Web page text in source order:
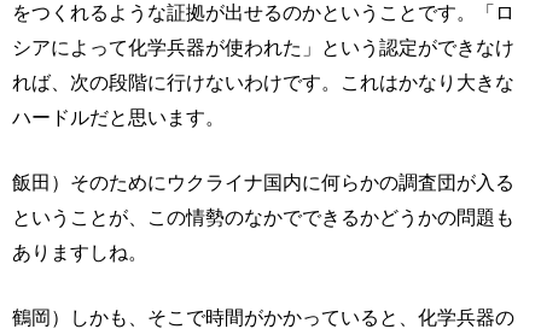
をつくれるような証拠が出せるのかということです。「ロ
シアによって化学兵器が使われた」という認定ができなけ
れば、次の段階に行けないわけです。これはかなり大きな
ハードルだと思います。
飯田）そのためにウクライナ国内に何らかの調査団が入る
ということが、この情勢のなかでできるかどうかの問題も
ありますしね。
鶴岡）しかも、そこで時間がかかっていると、化学兵器の